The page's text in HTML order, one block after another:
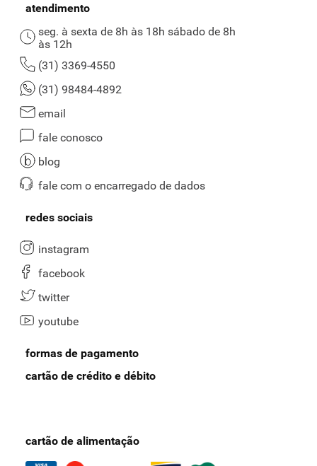
atendimento
seg. à sexta de 8h às 18h sábado de 8h
às 12h
(31) 3369-4550
(31) 98484-4892
email
fale conosco
blog
fale com o encarregado de dados
redes sociais
instagram
facebook
twitter
youtube
formas de pagamento
cartão de crédito e débito
cartão de alimentação